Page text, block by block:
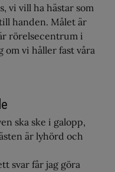
vi vill ha hästar som
handen. Målet är
rörelsecentrum i
om vi håller fast våra
ska ske i galopp,
är lyhörd och
svar får jag göra